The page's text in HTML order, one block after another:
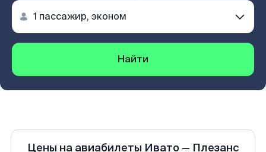
Найти
Цены на авиабилеты Ивато— Плезанс